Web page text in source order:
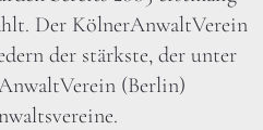
Der KölnerAnwaltVerein
der stärkste, der unter
(Berlin)